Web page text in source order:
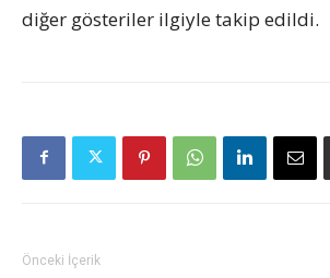
diğer gösteriler ilgiyle takip edildi.
Önceki İçerik